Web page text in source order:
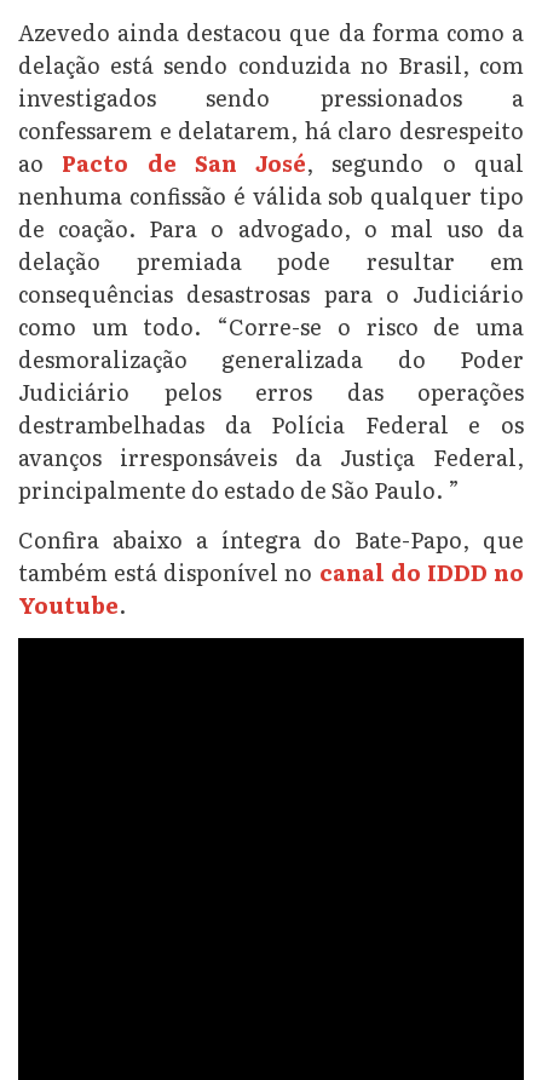
Azevedo ainda destacou que da forma como a
delação está sendo conduzida no Brasil, com
investigados sendo pressionados a
confessarem e delatarem, há claro desrespeito
ao Pacto de San José, segundo o qual
nenhuma confissão é válida sob qualquer tipo
de coação. Para o advogado, o mal uso da
delação premiada pode resultar em
consequências desastrosas para o Judiciário
como um todo. “Corre-se o risco de uma
desmoralização generalizada do Poder
Judiciário pelos erros das operações
destrambelhadas da Polícia Federal e os
avanços irresponsáveis da Justiça Federal,
principalmente do estado de São Paulo. ”
Confira abaixo a íntegra do Bate-Papo, que
também está disponível no canal do IDDD no
Youtube.